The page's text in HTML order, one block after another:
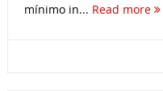
mínimo in... Read more